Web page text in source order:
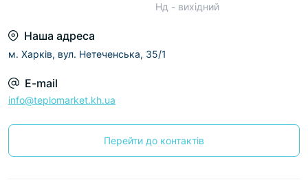
Нд - вихідний
Наша адреса
м. Харків, вул. Нетеченська, 35/1
E-mail
info@teplomarket.kh.ua
Перейти до контактів